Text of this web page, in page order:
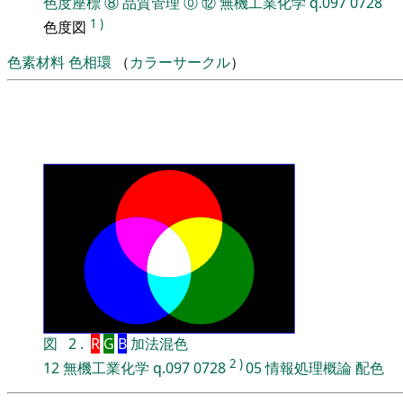
色度図 1 )
色素材料色相環 （カラーサークル）
図 2 . R G B 加法混色
12無機工業化学 q.0970728 2 )05情報処理概論配色